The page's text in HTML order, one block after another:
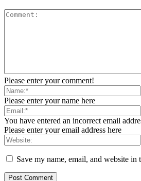
Please enter your comment!
Please enter your name here
You have entered an incorrect email
Please enter your email address here
Save my name, email, and website